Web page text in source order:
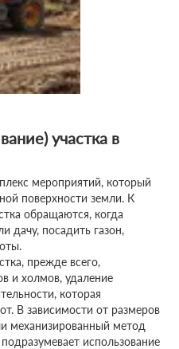
участка в
мероприятий, который
поверхности земли. К
обращаются, когда
дачу, посадить газон,
прежде всего,
и холмов, удаление
которая
В зависимости от размеров
механизированный метод
использование